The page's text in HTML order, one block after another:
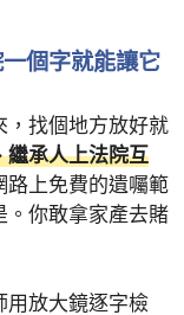
個字就能讓它
，找個地方放好就
繼承人上法院互
路上免費的遺囑範
。你敢拿家產去賭
用放大鏡逐字檢